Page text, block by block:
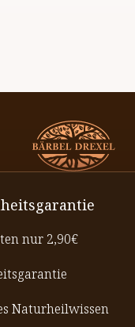
nur 2,90€
Naturheilwissen